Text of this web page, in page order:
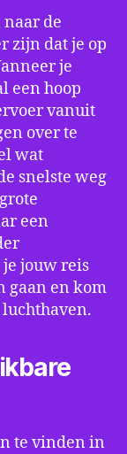
de
zijn dat je op
je
een hoop
vanuit
over te
wat
snelste weg
een
jouw reis
gaan en kom
te vinden in